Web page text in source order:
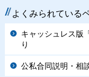
よくみられている
キャッシュレス版
り
公私合同説明・相